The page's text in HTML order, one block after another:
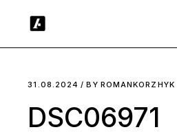
31.08.2024 BY ROMANKORZHYK
DSC06971